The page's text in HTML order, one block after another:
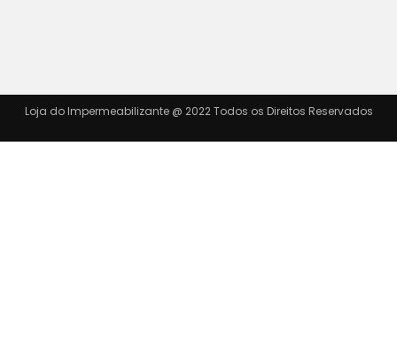
Loja do Impermeabilizante @ 2022 Todos os Direitos Reservados